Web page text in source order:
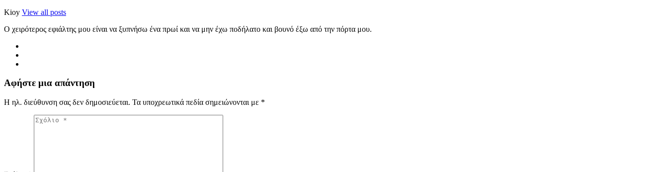
Kioy View all posts
Ο χειρότερος εφιάλτης μου είναι να ξυπνήσω ένα πρωί και να μην έχω ποδήλατο και βουνό έξω από την πόρτα μου.
Αφήστε μια απάντηση
Η ηλ. διεύθυνση σας δεν δημοσιεύεται. Τα υποχρεωτικά πεδία σημειώνονται με *